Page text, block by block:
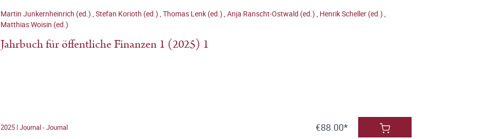
Martin Junkernheinrich (ed.) ,Stefan Korioth (ed.) ,Thomas Lenk (ed.) ,Anja Ranscht-Ostwald (ed.) , Henrik Scheller (ed.) ,
Matthias Woisin (ed.)
Jahrbuch für öffentliche Finanzen 1 (2025) 1
2025 | Journal - Journal €88.00*